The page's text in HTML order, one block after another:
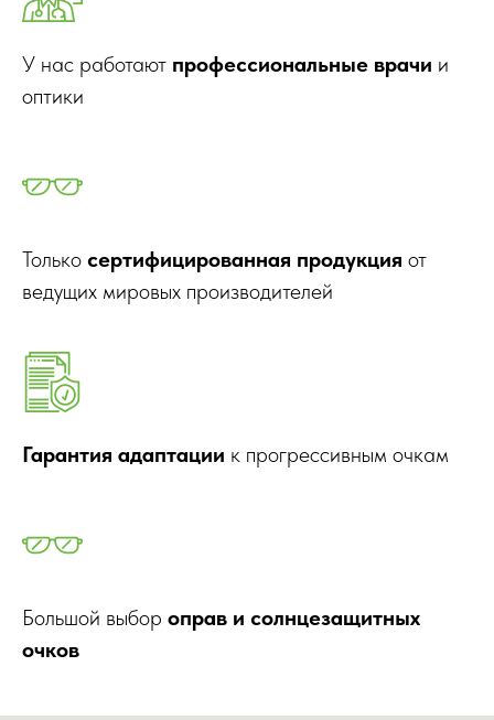
У нас работают профессиональные врачи и
оптики
Только сертифицированная продукция от
ведущих мировых производителей
Гарантия адаптации к прогрессивным очкам
Большой выбор оправ и солнцезащитных
очков